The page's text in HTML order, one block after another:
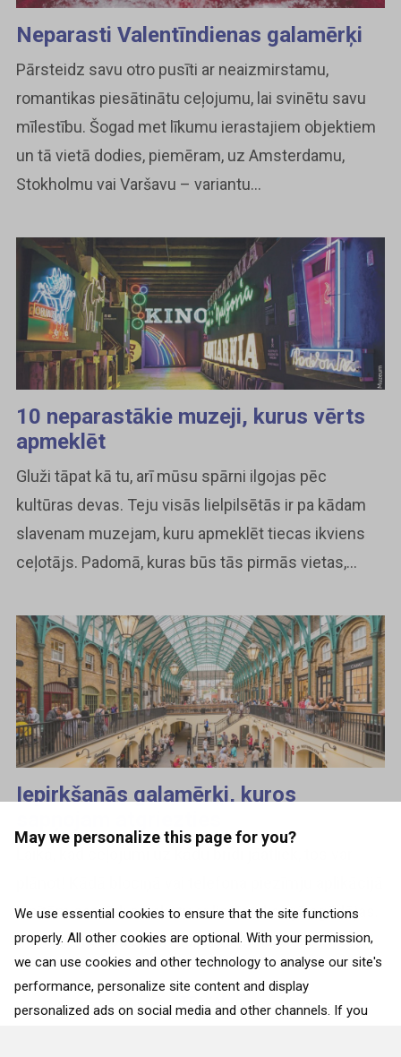
May we personalize this page for you?
We use essential cookies to ensure that the site functions
properly. All other cookies are optional. With your permission,
we can use cookies and other technology to analyse our site's
performance, personalize site content and display
personalized ads on social media and other channels. If you
Neparasti Valentīndienas galamērķi
Pārsteidz savu otro pusīti ar neaizmirstamu,
romantikas piesātinātu ceļojumu, lai svinētu savu
mīlestību. Šogad met līkumu ierastajiem objektiem
un tā vietā dodies, piemēram, uz Amsterdamu,
Stokholmu vai Varšavu – variantu...
10 neparastākie muzeji, kurus vērts
apmeklēt
Gluži tāpat kā tu, arī mūsu spārni ilgojas pēc
kultūras devas. Teju visās lielpilsētās ir pa kādam
slavenam muzejam, kuru apmeklēt tiecas ikviens
ceļotājs. Padomā, kuras būs tās pirmās vietas,...
Iepirkšanās galamērķi, kuros
lēnītēm sastādi sarakstu ar lietām, kas jāiegādājas.
Padomā, kas būs pirmais, ko nopirksi, kad...